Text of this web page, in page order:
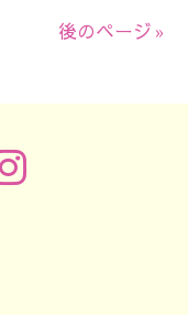
後のページ »